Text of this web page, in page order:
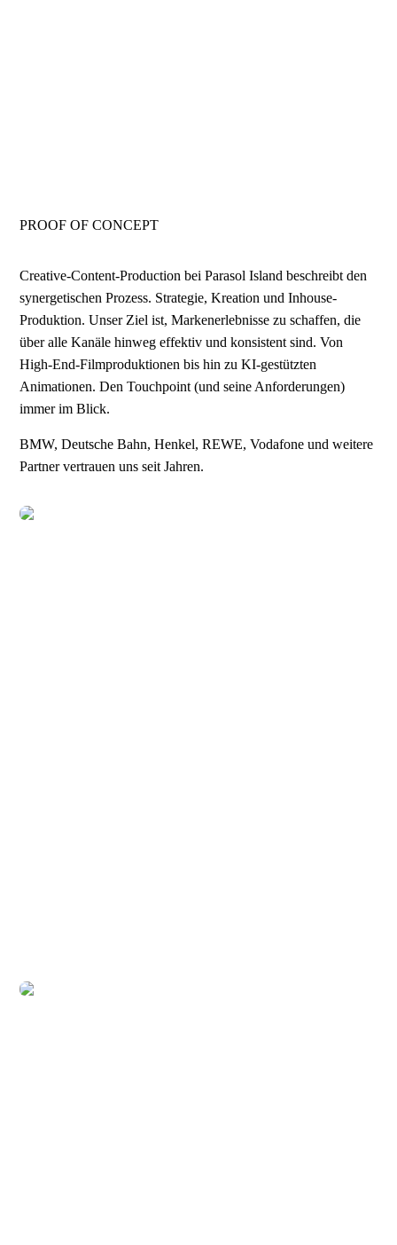
PROOF OF CONCEPT
Creative-Content-Production bei Parasol Island beschreibt den
synergetischen Prozess. Strategie, Kreation und Inhouse-
Produktion. Unser Ziel ist, Markenerlebnisse zu schaffen, die
über alle Kanäle hinweg effektiv und konsistent sind. Von
High-End-Filmproduktionen bis hin zu KI-gestützten
Animationen. Den Touchpoint (und seine Anforderungen)
immer im Blick.
BMW, Deutsche Bahn, Henkel, REWE, Vodafone und weitere
Partner vertrauen uns seit Jahren.